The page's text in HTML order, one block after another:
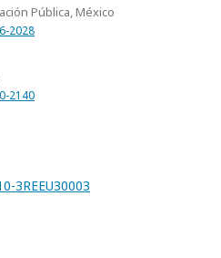
Pública, México
2028
2140
3REEU30003